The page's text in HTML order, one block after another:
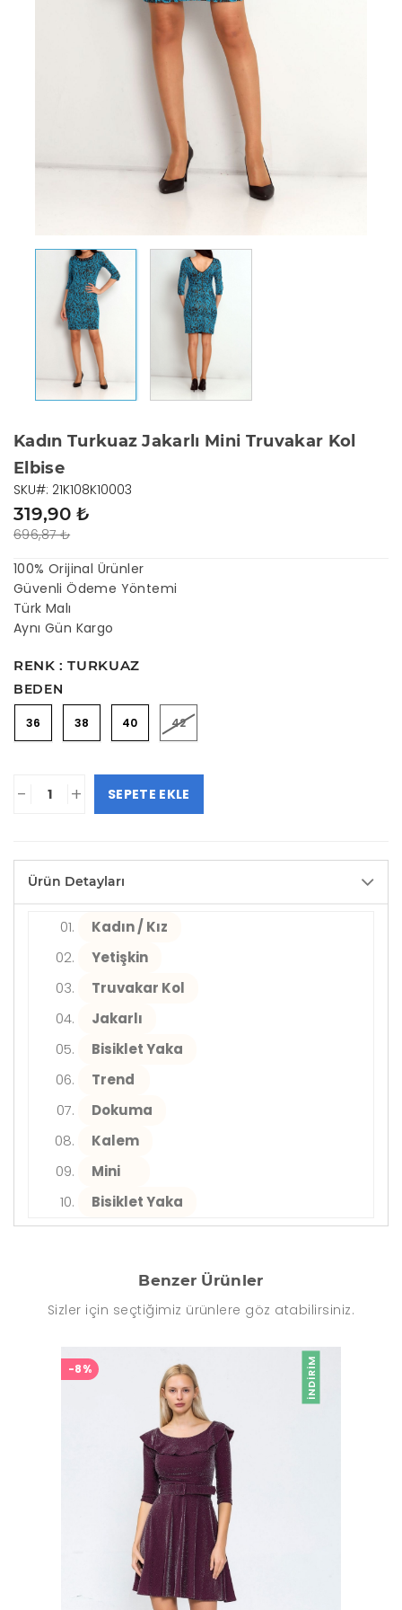
Kadın Turkuaz Jakarlı Mini Truvakar Kol
Elbise
696,87 ₺
319,90 ₺
SKU#: 21K108K10003
100% Orijinal Ürünler
Güvenli Ödeme Yöntemi
Türk Malı
Aynı Gün Kargo
RENK : TURKUAZ
BEDEN
36 38 40 42
- + SEPETE EKLE
Ürün Detayları
Kadın / Kız
Yetişkin
Truvakar Kol
Jakarlı
Bisiklet Yaka
Trend
Dokuma
Kalem
Mini
Bisiklet Yaka
Benzer Ürünler
Sizler için seçtiğimiz ürünlere göz atabilirsiniz.
İNDIRIM
-8%